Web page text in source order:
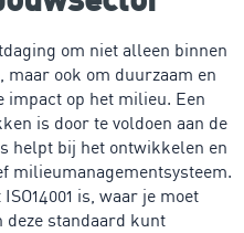
om niet alleen binnen
ook om duurzaam en
impact op het milieu. Een
is door te voldoen aan de
helpt bij het ontwikkelen en
milieumanagementsysteem.
is, waar je moet
deze standaard kunt